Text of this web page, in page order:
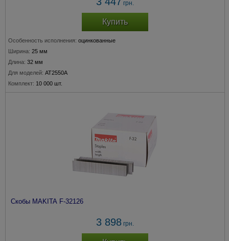
грн.
Купить
Особенность исполнения: оцинкованные
Ширина: 25 мм
Длина: 32 мм
Для моделей: AT2550A
Комплект: 10 000 шт.
Скобы MAKITA F-32126
3 898 грн.